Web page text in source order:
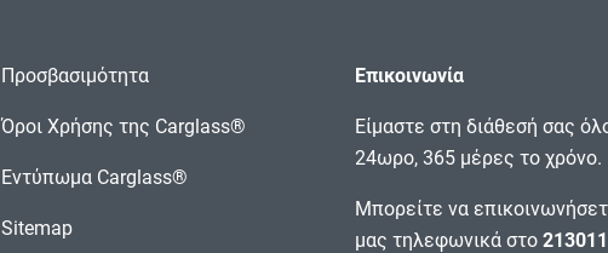
Προσβασιμότητα
Όροι Χρήσης της Carglass®
Εντύπωμα Carglass®
Sitemap
Επικοινωνία
Είμαστε στη διάθεσή σας
24ωρο, 365 μέρες το χρόνο.
Μπορείτε να
μας τηλεφωνικά στο